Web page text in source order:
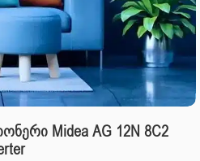
Midea AG 12N 8C2